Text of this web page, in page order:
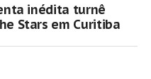
inédita turnê
Stars em Curitiba